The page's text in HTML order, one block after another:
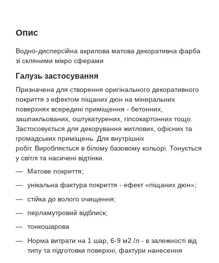
Опис
Водно-дисперсійна акрилова матова декоративна фарба
зі скляними мікро сферами
Галузь застосування
Призначена для створення оригінального декоративного
покриття з ефектом піщаних дюн на мінеральних
поверхнях всередині приміщення - бетонних,
зашпакльованих, оштукатурених, гіпсокартонних тощо.
Застосовується для декорування житлових, офісних та
громадських приміщень. Для внутрішніх
робіт. Виробляється в білому базовому кольорі. Тонується
у світлі та насичені відтінки.
Матове покриття;
унікальна фактура покриття - ефект «піщаних дюн»;
стійка до волого очищення;
перламутровий відблиск;
тонкошарова
Норма витрати на 1 шар, 6-9 м2 /л - в залежності від
типу та підготовки поверхні, фактури нанесення